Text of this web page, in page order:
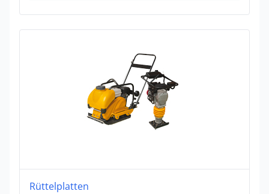
Rüttelplatten